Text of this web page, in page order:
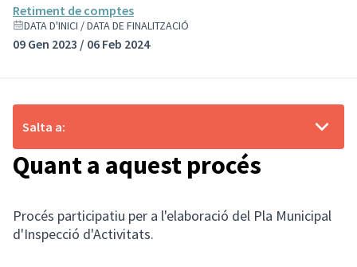
Retiment de comptes
DATA D'INICI / DATA DE FINALITZACIÓ
09 Gen 2023 / 06 Feb 2024
Quant a aquest procés
Procés participatiu per a l'elaboració del Pla Municipal
d'Inspecció d'Activitats.
Salta a: